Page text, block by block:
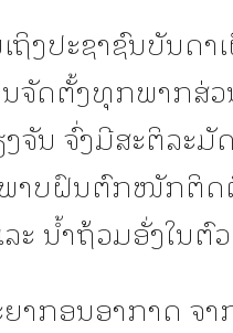
ຖິງປະຊາຊົນບັນດ
ຈັດຕັ້ງທຸກພາກສ່ວ
ຈັນ ຈົ່ງມີສະຕິລະມັ
າບຝົນຕົກໜັກຕິດ
ະ ນ້ຳຖ້ວມອັ່ງໃນຕົວ
າກອນອາກາດ ຈ